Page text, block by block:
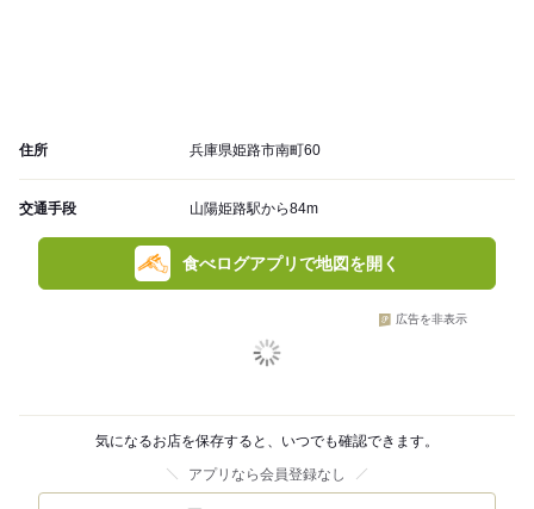
住所 兵庫県姫路市南町60
交通手段 山陽姫路駅から84m
食べログアプリで地図を開く
広告を非表示
気になるお店を保存すると、いつでも確認できます。
アプリなら会員登録なし